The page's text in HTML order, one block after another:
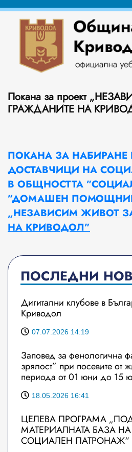
Покана за проект
ГРАЖДАНИТЕ НА
ПОКАНА ЗА НАБИРАНЕ
ДОСТАВЧИЦИ НА
В ОБЩНОСТТА ”
”ДОМАШЕН
„НЕЗАВИСИМ ЖИВОТ
НА КРИВОДОЛ”
ПОСЛЕДНИ
Дигитални клубове в
Криводол
07.07.2026 14:19
Заповед за фенологична
зрялост” при посевите от
периода от 01 юни до 15
18.05.2026 16:41
ЦЕЛЕВА ПРОГРАМА
МАТЕРИАЛНАТА БАЗА
СОЦИАЛЕН ПАТРОНАЖ“